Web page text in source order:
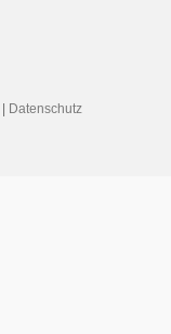
Datenschutz